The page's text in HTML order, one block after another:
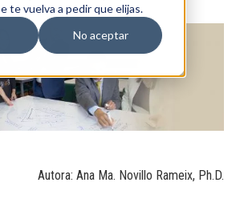
te vuelva a pedir que elijas.
No aceptar
Autora: Ana Ma. Novillo Rameix, Ph.D.